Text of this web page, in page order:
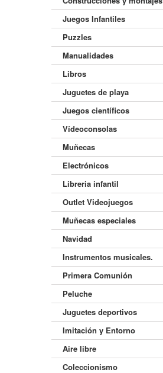
Juegos Infantiles
Puzzles
Manualidades
Libros
Juguetes de playa
Juegos científicos
Vídeoconsolas
Muñecas
Electrónicos
Libreria infantil
Outlet Videojuegos
Muñecas especiales
Navidad
Instrumentos musicales.
Primera Comunión
Peluche
Juguetes deportivos
Imitación y Entorno
Aire libre
Coleccionismo